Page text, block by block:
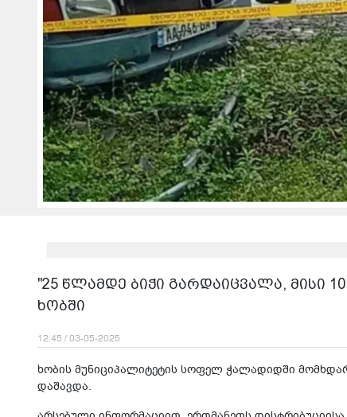
"25 წლამდე ბიჭი გარდაიცვალა, მისი
ხობში
12:45 / 03-05-2025
ხობის მუნიციპალიტეტის სოფელ ჭალადიდში
დაშავდა.